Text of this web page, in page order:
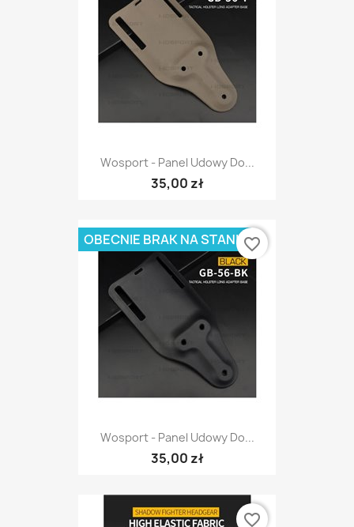
Wosport - Panel Udowy Do...
35,00 zł
Wosport - Panel Udowy Do...
35,00 zł
OBECNIE BRAK NA STANIEfavorite_border
favorite_border